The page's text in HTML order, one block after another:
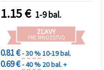
1.15€ 1-9 bal.
ZĽAVY
PRE MNOŽSTVO
0.81 €- 30 %10-19 bal.
0.69 €- 40 % 20 bal. +